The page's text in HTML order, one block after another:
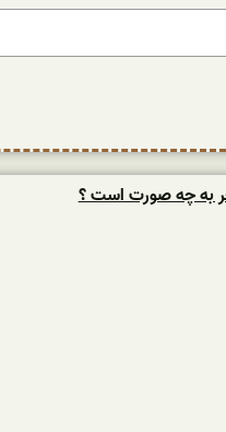
به چه صورت است ؟